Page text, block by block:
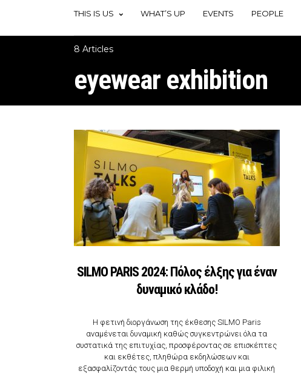
THIS IS US WHAT’S UP EVENTS PEOPLE
8 Articles
eyewear exhibition
SILMO PARIS 2024: Πόλος έλξης για έναν
δυναμικό κλάδο!
Η φετινή διοργάνωση της έκθεσης SILMO Paris
αναμένεται δυναμική καθώς συγκεντρώνει όλα τα
συστατικά της επιτυχίας, προσφέροντας σε επισκέπτες
και εκθέτες, πληθώρα εκδηλώσεων και
εξασφαλίζοντάς τους μια θερμή υποδοχή και μια φιλική